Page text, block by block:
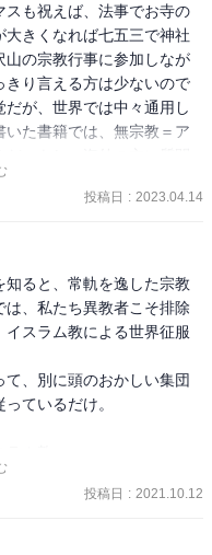
も祝えば、法事でお寺の
きくなれば七五三で神社
の宗教行事に参加しなが
きり言える方は少ないので
が、世界では中々通用し
た書籍では、無宗教＝ア
おいた方が無難とのこ
世界観は掴み難い。失礼
宗教の影響を排除する政
、政治や生活に宗教が深
スラム教と言える。イス
が多い国で長距離移動にタ
関係のない場所で車を停
しまうなんて事もある。
虔なムスリムが多くいる
ではと疑問を抱くが、筆
演するくらいの有名な方
従い、ムスリム以外が理
投稿日 : 2023.04.14
ると、常軌を逸した宗教
、私たち異教者こそ排除
スラム教による世界征服
、別に頭のおかしい集団
ているだけ。
常識」が訴える。
を占めている宗教だよ。
投稿日 : 2021.10.12